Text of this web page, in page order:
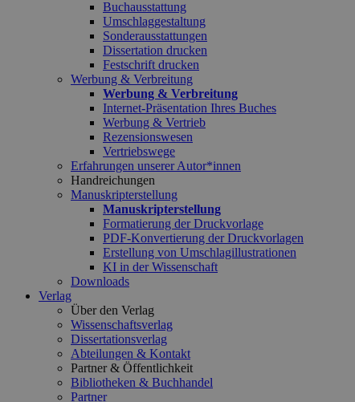
Buchausstattung
Umschlaggestaltung
Sonderausstattungen
Dissertation drucken
Festschrift drucken
Werbung & Verbreitung
Werbung & Verbreitung
Internet-Präsentation Ihres Buches
Werbung & Vertrieb
Rezensionswesen
Vertriebswege
Erfahrungen unserer Autor*innen
Handreichungen
Manuskripterstellung
Manuskripterstellung
Formatierung der Druckvorlage
PDF-Konvertierung der Druckvorlagen
Erstellung von Umschlagillustrationen
KI in der Wissenschaft
Downloads
Verlag
Über den Verlag
Wissenschaftsverlag
Dissertationsverlag
Abteilungen & Kontakt
Partner & Öffentlichkeit
Bibliotheken & Buchhandel
Partner